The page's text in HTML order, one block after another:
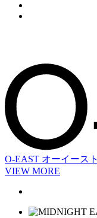
O-EAST オーイースト
VIEW MORE